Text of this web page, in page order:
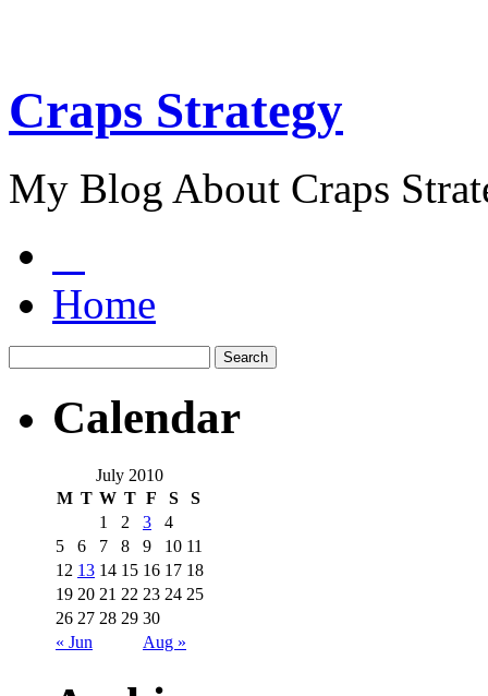
Craps Strategy
My Blog About Craps
Home
Calendar
July 2010
M T W T F S S
« Jun Aug »
1 2 3
4
5
6 7 8 9 10 11
12 13 14 15 16 17 18
19 20 21 22 23 24 25
26 27 28 29 30